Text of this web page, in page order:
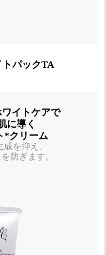
パックTA
イトケアで
に導く
*クリーム
を抑え、
防ぎます。